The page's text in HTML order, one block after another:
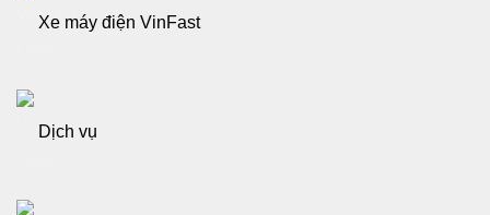
Xe máy điện VinFast
Dịch vụ